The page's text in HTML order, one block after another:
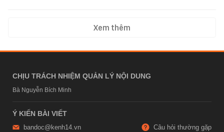
Xem thêm
CHỊU TRÁCH NHIỆM QUẢN LÝ NỘI DUNG
Bà Nguyễn Bích Minh
Ý KIẾN BÀI VIẾT
bandoc@kenh14.vn Câu hỏi thường gặp